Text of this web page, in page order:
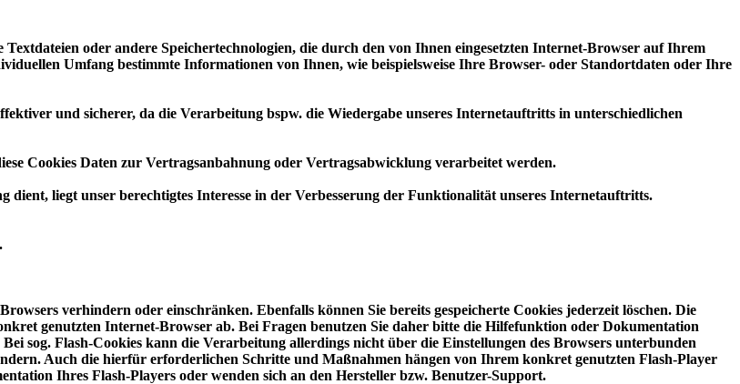
oder andere Speichertechnologien, die durch den von Ihnen eingesetzten Internet-Browser auf Ihrem
Umfang bestimmte Informationen von Ihnen, wie beispielsweise Ihre Browser- oder Standortdaten oder Ihre
und sicherer, da die Verarbeitung bspw. die Wiedergabe unseres Internetauftritts in unterschiedlichen
Cookies Daten zur Vertragsanbahnung oder Vertragsabwicklung verarbeitet werden.
liegt unser berechtigtes Interesse in der Verbesserung der Funktionalität unseres Internetauftritts.
verhindern oder einschränken. Ebenfalls können Sie bereits gespeicherte Cookies jederzeit löschen. Die
genutzten Internet-Browser ab. Bei Fragen benutzen Sie daher bitte die Hilfefunktion oder Dokumentation
sog. Flash-Cookies kann die Verarbeitung allerdings nicht über die Einstellungen des Browsers unterbunden
Auch die hierfür erforderlichen Schritte und Maßnahmen hängen von Ihrem konkret genutzten Flash-Player
Ihres Flash-Players oder wenden sich an den Hersteller bzw. Benutzer-Support.